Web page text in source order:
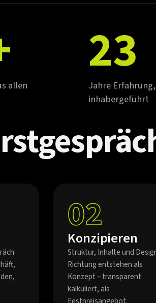
allen
23
Jahre Erfahrung,
inhabergeführt
02
Konzipieren
Struktur, Inhalte und
Richtung entstehen als
Konzept – transparent
kalkuliert, als